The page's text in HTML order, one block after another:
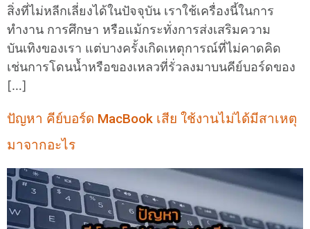
สิ่งที่ไม่หลีกเลี่ยงได้ในปัจจุบัน เราใช้เครื่องนี้ในการ
ทำงาน การศึกษา หรือแม้กระทั่งการส่งเสริมความ
บันเทิงของเรา แต่บางครั้งเกิดเหตุการณ์ที่ไม่คาดคิด
เช่นการโดนน้ำหรือของเหลวที่รั่วลงมาบนคีย์บอร์ดของ
[…]
ปัญหา คีย์บอร์ด MacBook เสีย ใช้งานไม่ได้มีสาเหตุ
มาจากอะไร